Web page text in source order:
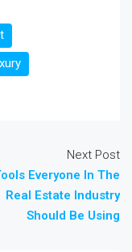
Next Post
Everyone In The
Real Estate Industry
Should Be Using